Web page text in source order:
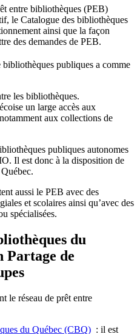
entre bibliothèques (PEB)
le Catalogue des bibliothèques
ainsi que la façon
des demandes de PEB.
bibliothèques publiques a comme
les bibliothèques.
un large accès aux
aux collections de
èques publiques autonomes
Il est donc à la disposition de
ébec.
aussi le PEB avec des
et scolaires ainsi qu’avec des
spécialisées.
du
Partage de
le réseau de prêt entre
du Québec (CBQ) : il est